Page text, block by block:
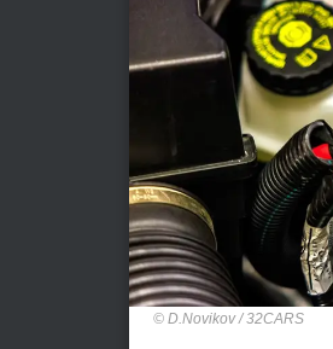
D.Novikov / 32CARS